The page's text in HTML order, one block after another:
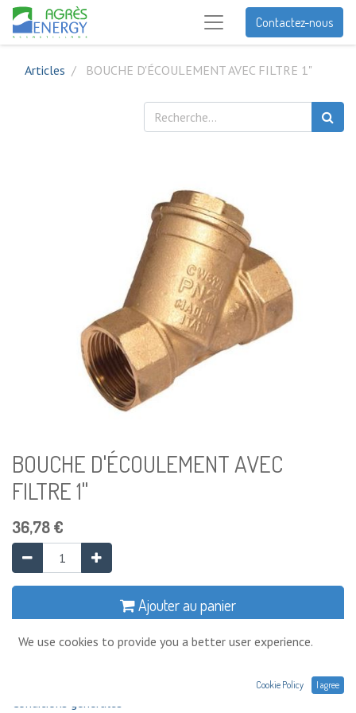
Contactez-nous
Articles BOUCHE D'ÉCOULEMENT AVEC FILTRE 1"
BOUCHE D'ÉCOULEMENT AVEC
FILTRE 1"
36,78€
Ajouter au panier
Ajouter à la liste de souhaits
Conditions générales
We use cookies to provide you a better user experience.
Cookie Policy I agree